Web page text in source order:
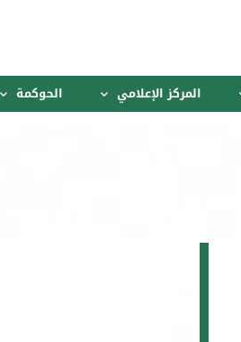
المركز الإعلامي الحوكمة